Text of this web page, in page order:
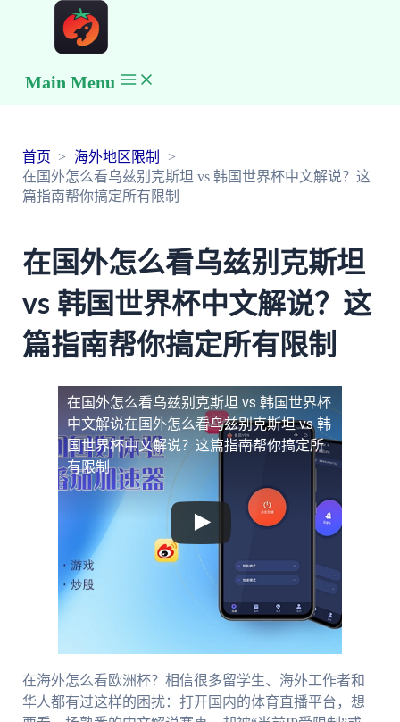
Main Menu
首页
海外地区限制
在国外怎么看乌兹别克斯坦 vs 韩国世界杯中文解说？这
篇指南帮你搞定所有限制
在国外怎么看乌兹别克斯坦
vs 韩国世界杯中文解说？这
篇指南帮你搞定所有限制
在国外怎么看乌兹别克斯坦 vs 韩国世界杯
中文解说在国外怎么看乌兹别克斯坦 vs 韩
国世界杯中文解说？这篇指南帮你搞定所
有限制
在海外怎么看欧洲杯？相信很多留学生、海外工作者和
华人都有过这样的困扰：打开国内的体育直播平台，想